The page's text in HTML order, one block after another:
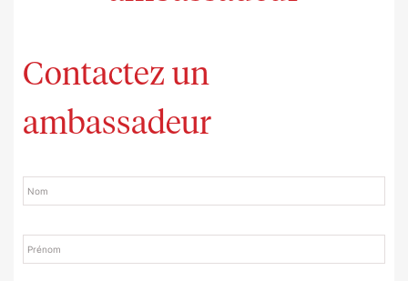
Contactez un
ambassadeur
Nom
Prénom